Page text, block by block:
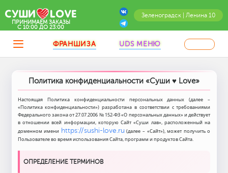
Зеленоградск | Ленина 10
ПРИНИМАЕМ ЗАКАЗЫ
C 10:00 ДО 23:00
ФРАНШИЗА UDS МЕНЮ
Политика конфиденциальности «Суши ♥ Love»
Настоящая Политика конфиденциальности персональных данных (далее –
«Политика конфиденциальности») разработана в соответствии с требованиями
Федерального закона от 27.07.2006 № 152-ФЗ «О персональных данных» и действует
в отношении всей информации, которую Сайт «Суши лав», расположенный на
доменном имени https://sushi-love.ru (далее – «Сайт»), может получить о
Пользователе во время использования Сайта, программ и продуктов Сайта.
ОПРЕДЕЛЕНИЕ ТЕРМИНОВ